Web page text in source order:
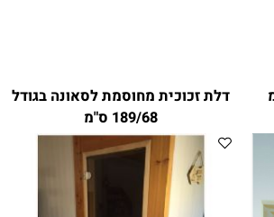
דלת זכוכית מחוסמת לסאונה בגודל
189/68 ס"מ